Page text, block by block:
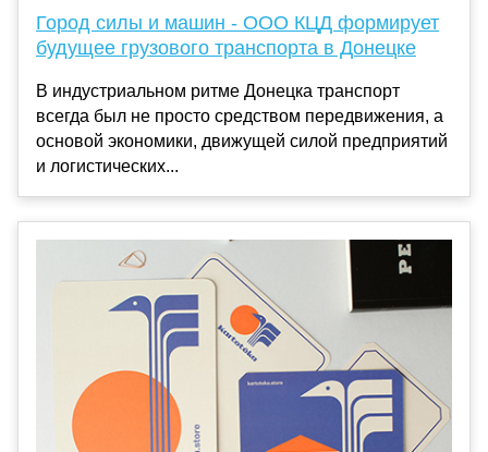
Город силы и машин - ООО КЦД формирует
будущее грузового транспорта в Донецке
В индустриальном ритме Донецка транспорт
всегда был не просто средством передвижения, а
основой экономики, движущей силой предприятий
и логистических...